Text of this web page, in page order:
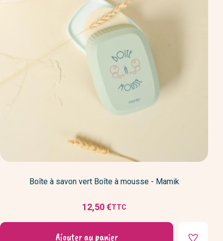
Boîte à savon vert Boîte à mousse - Mamik
Prix
12,50 €TTC
Ajouter au panier